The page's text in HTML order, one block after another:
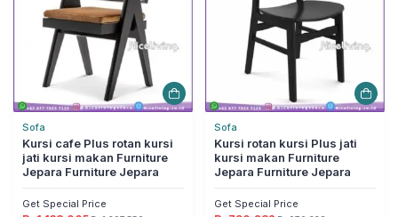
Sofa
Kursi cafe Plus rotan kursi
jati kursi makan Furniture
Jepara Furniture Jepara
Get Special Price
Sofa
Kursi rotan kursi Plus jati
kursi makan Furniture
Jepara Furniture Jepara
Get Special Price